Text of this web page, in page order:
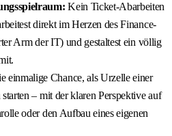
Kein Ticket-Abarbeiten
direkt im Herzen des Finance-
Arm der IT) und gestaltest ein völlig
einmalige Chance, als Urzelle einer
– mit der klaren Perspektive auf
oder den Aufbau eines eigenen